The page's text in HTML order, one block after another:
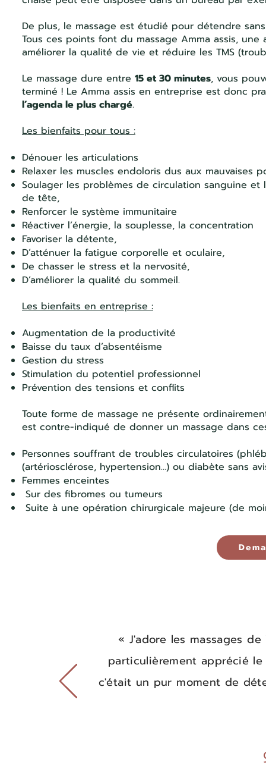
De plus, le massage est étudié pour détendre
Tous ces points font du massage Amma assis,
améliorer la qualité de vie et réduire les TMS
Le massage dure entre 15 et 30 minutes, vous
terminé ! Le Amma assis en entreprise est donc
l’agenda le plus chargé.
Les bienfaits pour tous :
Dénouer les articulations
Relaxer les muscles endoloris dus aux mauvaises
Soulager les problèmes de circulation sanguine
de tête,
Renforcer le système immunitaire
Réactiver l’énergie, la souplesse, la concentration
Favoriser la détente,
D’atténuer la fatigue corporelle et oculaire,
De chasser le stress et la nervosité,
D’améliorer la qualité du sommeil.
Les bienfaits en entreprise :
Augmentation de la productivité
Baisse du taux d’absentéisme
Gestion du stress
Stimulation du potentiel professionnel
Prévention des tensions et conflits
Toute forme de massage ne présente
est contre-indiqué de donner un massage dans
Personnes souffrant de troubles circulatoires
(artériosclérose, hypertension…) ou diabète sans
Femmes enceintes
Sur des fibromes ou tumeurs
Suite à une opération chirurgicale majeure (de
« J'adore les massages
particulièrement apprécié
c'était un pur moment de